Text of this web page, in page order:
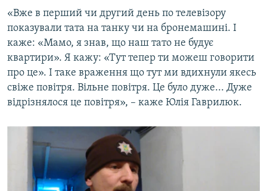
«Вже в перший чи другий день по телевізору
показували тата на танку чи на бронемашині. І
каже: «Мамо, я знав, що наш тато не будує
квартири». Я кажу: «Тут тепер ти можеш говорити
про це». І таке враження що тут ми вдихнули якесь
свіже повітря. Вільне повітря. Це було дуже... Дуже
відрізнялося це повітря», – каже Юлія Гаврилюк.